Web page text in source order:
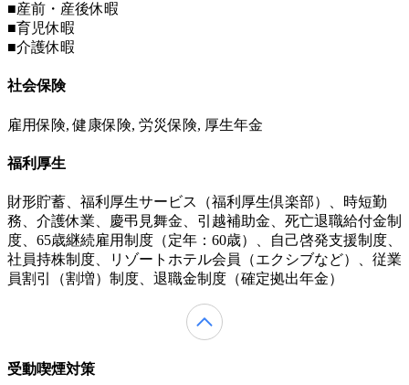
■産前・産後休暇
■育児休暇
■介護休暇
社会保険
雇用保険, 健康保険, 労災保険, 厚生年金
福利厚生
財形貯蓄、福利厚生サービス（福利厚生倶楽部）、時短勤
務、介護休業、慶弔見舞金、引越補助金、死亡退職給付金制
度、65歳継続雇用制度（定年：60歳）、自己啓発支援制度、
社員持株制度、リゾートホテル会員（エクシブなど）、従業
員割引（割増）制度、退職金制度（確定拠出年金）
受動喫煙対策